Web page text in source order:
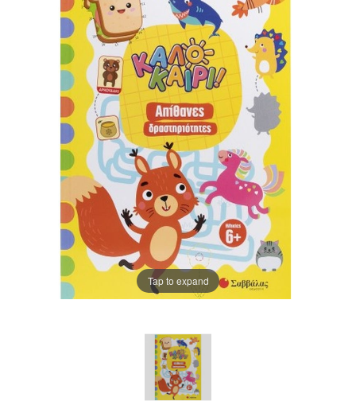
Tap to expand